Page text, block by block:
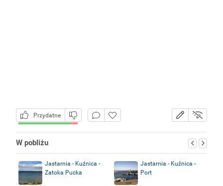
Przydatne
W pobliżu
Jastarnia - Kuźnica -
Zatoka Pucka
Jastarnia - Kuźnica -
Port